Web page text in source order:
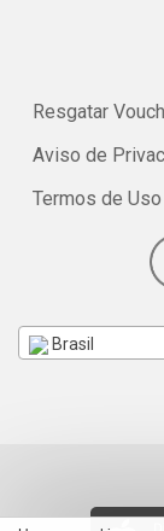
Resgatar
Aviso de
Termos de Uso
Brasil